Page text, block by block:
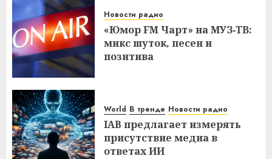
Новости радио
«Юмор FM Чарт» на МУЗ‑ТВ:
микс шуток, песен и
позитива
World В тренде Новости радио
IAB предлагает измерять
присутствие медиа в
ответах ИИ